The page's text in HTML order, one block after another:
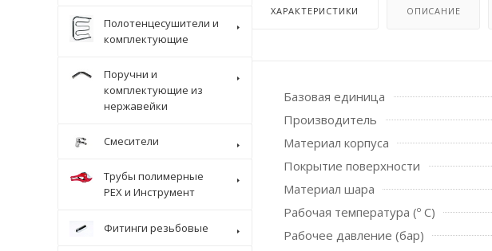
ХАРАКТЕРИСТИКИ ОПИСАНИЕ
Базовая единица
Производитель
Материал корпуса
Покрытие поверхности
Материал шара
Рабочая температура (º С)
Рабочее давление (бар)
Полотенцесушители и
комплектующие
Поручни и
комплектующие из
нержавейки
Крепеж стоек для поручня
Смесители
Трубы полимерные
PEX и Инструмент
Фитинги резьбовые